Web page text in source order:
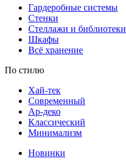
Гардеробные системы
Стенки
Стеллажи и библиотеки
Шкафы